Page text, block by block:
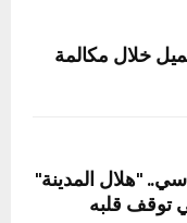
خلال مكالمة
"هلال المدينة"
توقف قلبه